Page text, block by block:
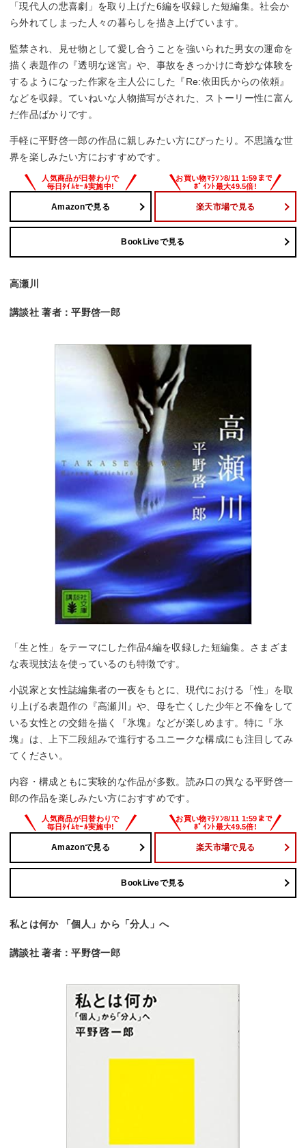
「現代人の悲喜劇」を取り上げた6編を収録した短編集。社会か
ら外れてしまった人々の暮らしを描き上げています。
監禁され、見せ物として愛し合うことを強いられた男女の運命を
描く表題作の『透明な迷宮』や、事故をきっかけに奇妙な体験を
するようになった作家を主人公にした『Re:依田氏からの依頼』
などを収録。ていねいな人物描写がされた、ストーリー性に富ん
だ作品ばかりです。
手軽に平野啓一郎の作品に親しみたい方にぴったり。不思議な世
界を楽しみたい方におすすめです。
Amazonで見る 楽天市場で見る
BookLiveで見る
高瀬川
講談社 著者：平野啓一郎
「生と性」をテーマにした作品4編を収録した短編集。さまざま
な表現技法を使っているのも特徴です。
小説家と女性誌編集者の一夜をもとに、現代における「性」を取
り上げる表題作の『高瀬川』や、母を亡くした少年と不倫をして
いる女性との交錯を描く『氷塊』などが楽しめます。特に『氷
塊』は、上下二段組みで進行するユニークな構成にも注目してみ
てください。
内容・構成ともに実験的な作品が多数。読み口の異なる平野啓一
郎の作品を楽しみたい方におすすめです。
Amazonで見る 楽天市場で見る
BookLiveで見る
私とは何か 「個人」から「分人」へ
講談社 著者：平野啓一郎